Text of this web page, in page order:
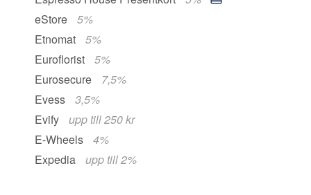
eStore
5%
Etnomat
5%
Euroflorist
5%
Eurosecure
7,5%
Evess
3,5%
Evify
upp till 250 kr
E-Wheels
4%
Expedia
upp till 2%